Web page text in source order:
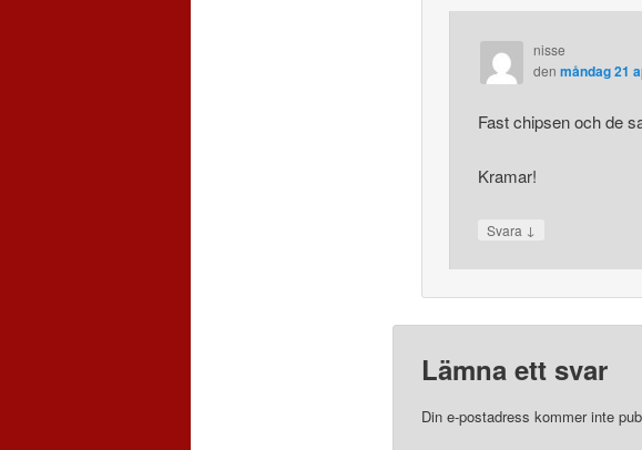
nisse
den måndag 21
Fast chipsen och de
Kramar!
Svara ↓
Lämna ett svar
Din e-postadress kommer inte